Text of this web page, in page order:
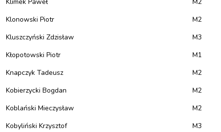
Klonowski Piotr
M2
Kluszczyński Zdzisław
M3
Kłopotowski Piotr
M1
Knapczyk Tadeusz
M2
Kobierzycki Bogdan
M2
Koblański Mieczysław
M2
Kobyliński Krzysztof
M3